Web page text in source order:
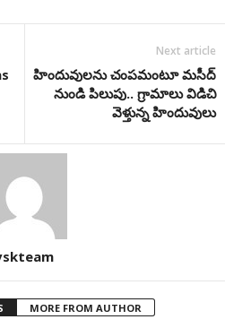
Next article
హిందువులను చంపమంటూ మసీద్
నుండి పిలుపు.. గ్రామాలు విడిచి
వెళ్తున్న హిందువులు
MORE FROM AUTHOR